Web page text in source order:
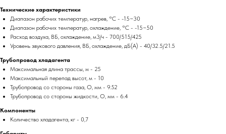
Технические характеристики
Диапазон рабочих температур, нагрев, °C - -15~30
Диапазон рабочих температур, охлаждение, °C - -15~50
Расход воздуха, ВБ, охлаждение, м3/ч - 700/515/425
Уровень звукового давления, ВБ, охлаждение, дБ(А) - 40/32.5/21.5
Трубопровод хладагента
Максимальная длина трассы, м - 25
Максимальный перепад высот, м - 10
Трубопровод со стороны газа, O, мм - 9.52
Трубопровод со стороны жидкости, O, мм - 6.4
Компоненты
Количество хладагента, кг - 0,7